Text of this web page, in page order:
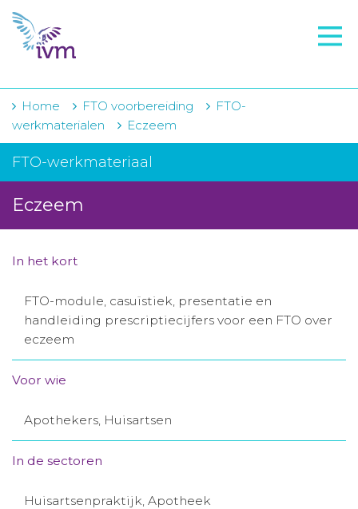
VMI
FTO voorbereiding
IVM-academie
Zorginstellingen
Voorschrijfgedrag
Projecten
Contact
Winkelwagentje
Aanmelden nieuwsbrief
Inloggen
Home FTO voorbereiding
FTO-
werkmaterialen
Eczeem
FTO-werkmateriaal
Eczeem
In het kort
FTO-module, casuïstiek, presentatie en
handleiding prescriptiecijfers voor een FTO over
eczeem
Voor wie
Apothekers, Huisartsen
In de sectoren
Huisartsenpraktijk, Apotheek